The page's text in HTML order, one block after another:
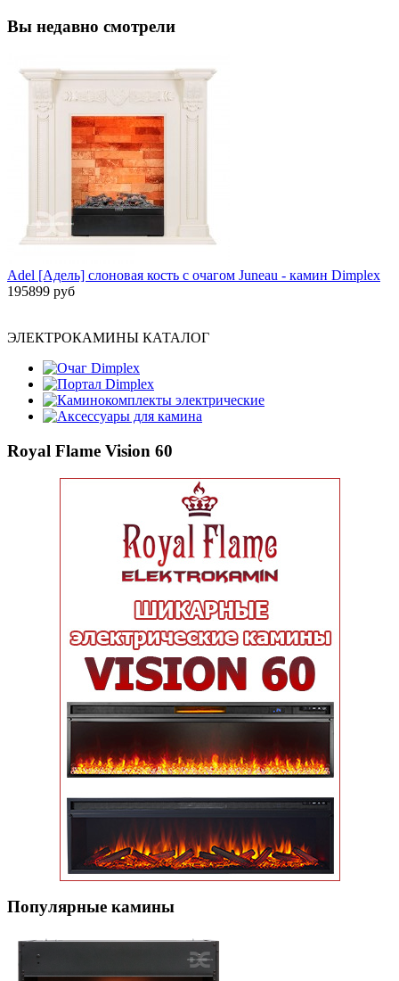
Вы недавно смотрели
Adel [Адель] слоновая кость с очагом Juneau - камин Dimplex
195899 руб
ЭЛЕКТРОКАМИНЫ КАТАЛОГ
Очаг Dimplex
Портал Dimplex
Каминокомплекты электрические
Аксессуары для камина
Royal Flame Vision 60
Популярные кaмины